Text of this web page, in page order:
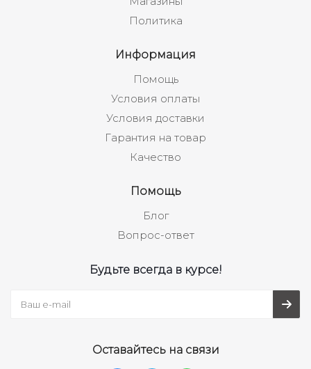
Политика
Информация
Помощь
Условия оплаты
Условия доставки
Гарантия на товар
Качество
Помощь
Блог
Вопрос-ответ
Будьте всегда в курсе!
Оставайтесь на связи